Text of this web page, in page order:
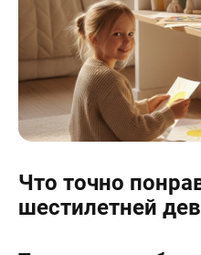
Что точно
шестилетней